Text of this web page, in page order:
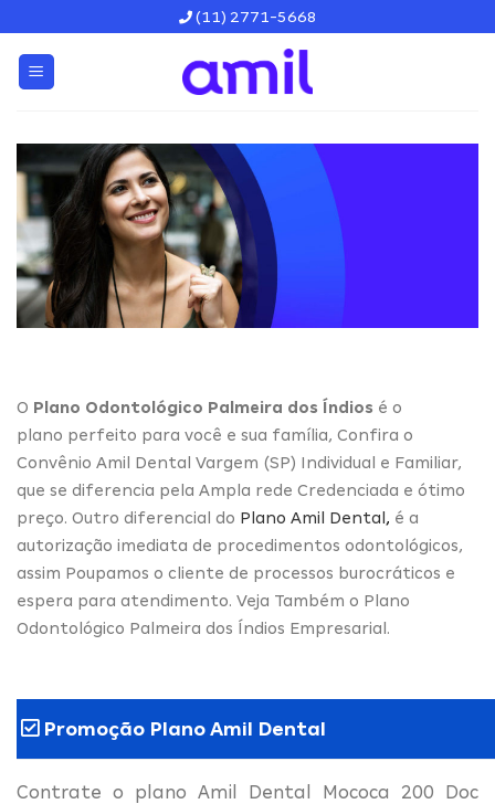
content
(11) 2771-5668
O Plano Odontológico Palmeira dos Índios é o
plano perfeito para você e sua família, Confira o
Convênio Amil Dental Vargem (SP) Individual e Familiar,
que se diferencia pela Ampla rede Credenciada e ótimo
preço. Outro diferencial do Plano Amil Dental , é a
autorização imediata de procedimentos odontológicos,
assim Poupamos o cliente de processos burocráticos e
espera para atendimento. Veja Também o Plano
Odontológico Palmeira dos Índios Empresarial.
Promoção Plano Amil Dental
Contrate o plano Amil Dental Mococa 200 Doc